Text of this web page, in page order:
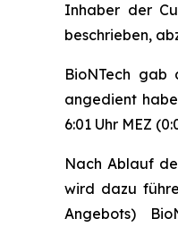
Inhaber der
beschrieben,
BioNTech gab
angedient
6:01 Uhr MEZ
Nach Ablauf
wird dazu
Angebots)